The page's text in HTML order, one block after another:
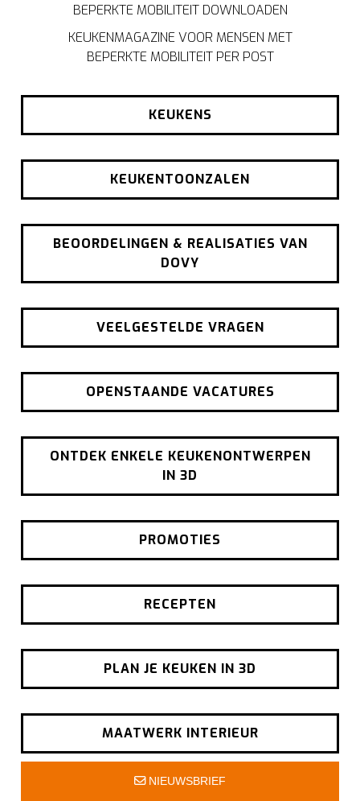
BEPERKTE MOBILITEIT DOWNLOADEN
KEUKENMAGAZINE VOOR MENSEN MET
BEPERKTE MOBILITEIT PER POST
KEUKENS
KEUKENTOONZALEN
BEOORDELINGEN & REALISATIES VAN
DOVY
VEELGESTELDE VRAGEN
OPENSTAANDE VACATURES
ONTDEK ENKELE KEUKENONTWERPEN
IN 3D
PROMOTIES
RECEPTEN
PLAN JE KEUKEN IN 3D
MAATWERK INTERIEUR
NIEUWSBRIEF